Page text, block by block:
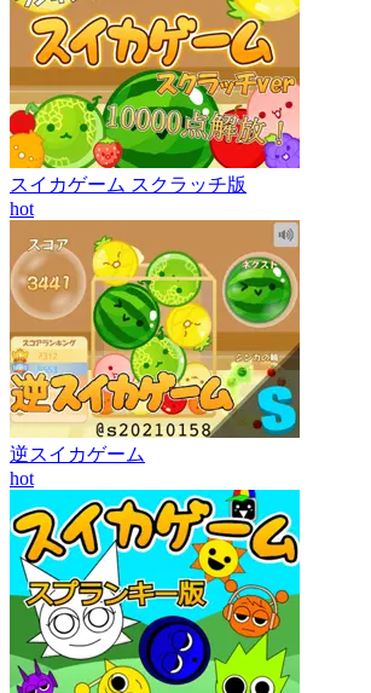
スイカゲーム スクラッチ版
hot
逆スイカゲーム
hot